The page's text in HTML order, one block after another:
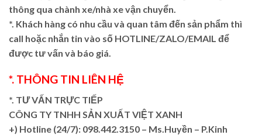
thông qua chành xe/nhà xe vận chuyển.
*. Khách hàng có nhu cầu và quan tâm đến sản phẩm thì
call hoặc nhắn tin vào số HOTLINE/ZALO/EMAIL để
được tư vấn và báo giá.
*. THÔNG TIN LIÊN HỆ
*. TƯ VẤN TRỰC TIẾP
CÔNG TY TNHH SẢN XUẤT VIỆT XANH
+) Hotline (24/7): 098.442.3150 – Ms.Huyền – P.Kinh